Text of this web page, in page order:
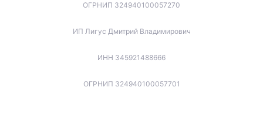
ОГРНИП 324940100057270
ИП Лигус Дмитрий Владимирович
ИНН 345921488666
ОГРНИП 324940100057701